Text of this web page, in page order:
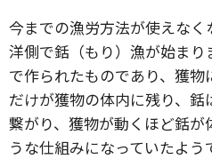
今までの漁労方法が使えな
洋側で銛（もり）漁が始ま
で作られたものであり、獲
だけが獲物の体内に残り、
繋がり、獲物が動くほど銛が
うな仕組みになっていたよう